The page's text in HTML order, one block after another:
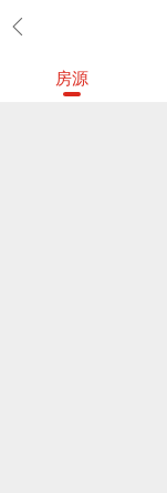
房源